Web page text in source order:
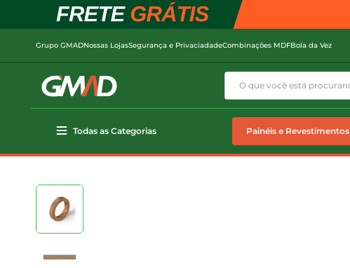
Grupo GMADNossas LojasSegurança e PrivaciadadeCombinações MDFBola da Vez
Todas as Categorias Painéis e Revestimentos